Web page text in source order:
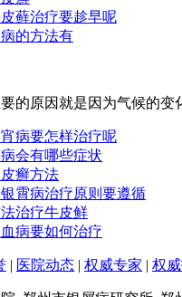
藓治疗要趁早呢
的方法有
原因就是因为气候的变
病要怎样治疗呢
会有哪些症状
癣方法
霄病治疗原则要遵循
治疗牛皮鲜
病要如何治疗
| 医院动态 | 权威专家 | 权